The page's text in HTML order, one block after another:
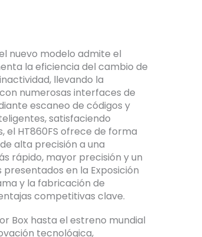
nuevo modelo admite el
la eficiencia del cambio de
llevando la
numerosas interfaces de
escaneo de códigos y
satisfaciendo
el HT860FS ofrece de forma
alta precisión a una
rápido, mayor precisión y un
en la Exposición
y la fabricación de
competitivas clave.
Box hasta el estreno mundial
tecnológica,